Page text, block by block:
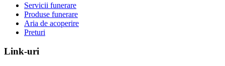
Servicii funerare
Produse funerare
Aria de acoperire
Preturi
Link-uri